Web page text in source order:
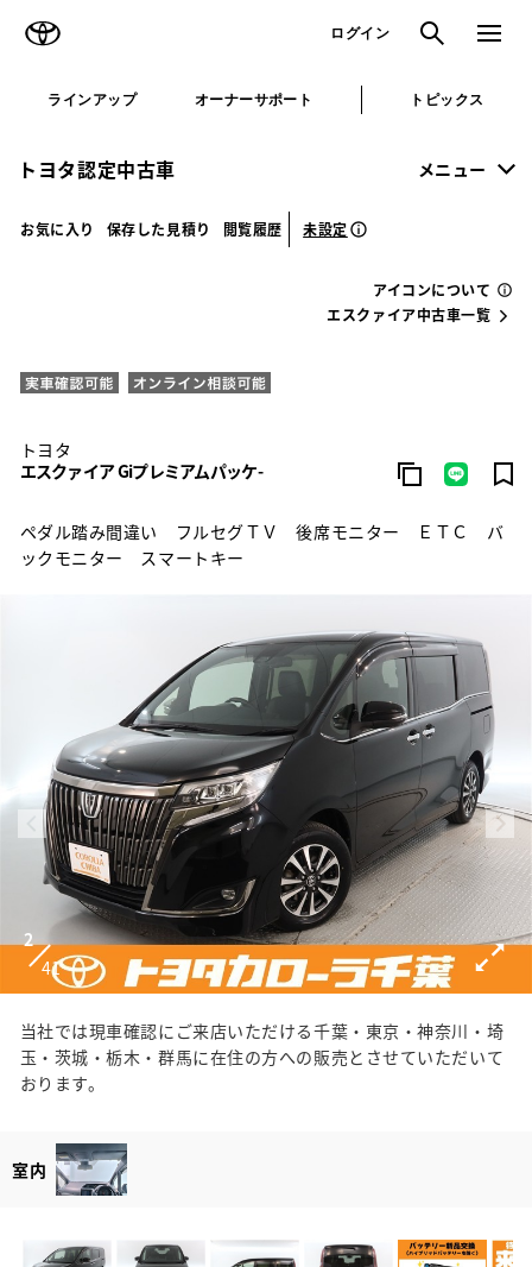
ログイン 検索 メニュ
ラインアップ オーナーサポート トピックス
トヨタ認定中古車 メニュー
お気に入り 保存した見積り 閲覧履歴 未設定
アイコンについて
エスクァイア中古車一覧
トヨタ
エスクァイア Giプレミアムパッケ-
ペダル踏み間違い フルセグＴＶ 後席モニター ＥＴＣ バ
ックモニター スマートキー
2
41
当社では現車確認にご来店いただける千葉・東京・神奈川・埼
玉・茨城・栃木・群馬に在住の方への販売とさせていただいて
おります。
室内